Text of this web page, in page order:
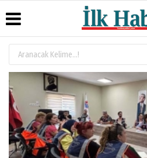
Üye Paneli
Haber
Arşivi
Gazete
Arşivi
Günün
Haberleri
Hava
Durumu
Manşetleri
Anketler
Biyografiler